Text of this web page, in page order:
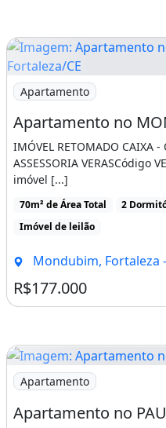
Imagem: Apartamento no
Apartamento
IMÓVEL RETOMADO CAIXA -
ASSESSORIA VERASCódigo
imóvel [...]
70m² de Área Total 2
Imóvel de leilão
Mondubim, Fortaleza -
R$177.000
Imagem: Apartamento no
Apartamento